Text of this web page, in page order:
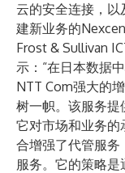
云的安全连接，以
建新业务的
Frost & Sullivan
示：“在日本数据
NTT Com强大的
树一帜。该服务提
它对市场和业务的
合增强了代管服务
服务。它的策略